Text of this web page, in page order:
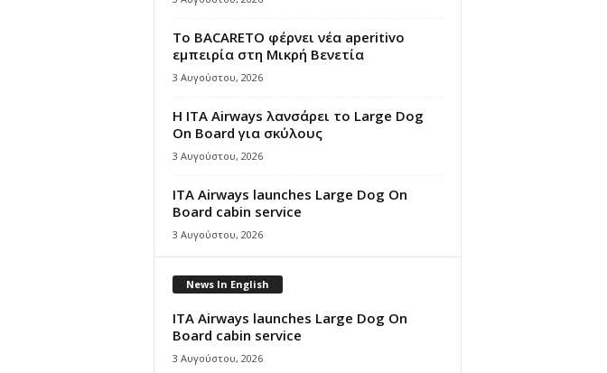
Το BACARETO φέρνει νέα aperitivo
εμπειρία στη Μικρή Βενετία
3 Αυγούστου, 2026
Η ITA Airways λανσάρει το Large Dog
On Board για σκύλους
3 Αυγούστου, 2026
ITA Airways launches Large Dog On
Board cabin service
3 Αυγούστου, 2026
News In English
ITA Airways launches Large Dog On
Board cabin service
3 Αυγούστου, 2026